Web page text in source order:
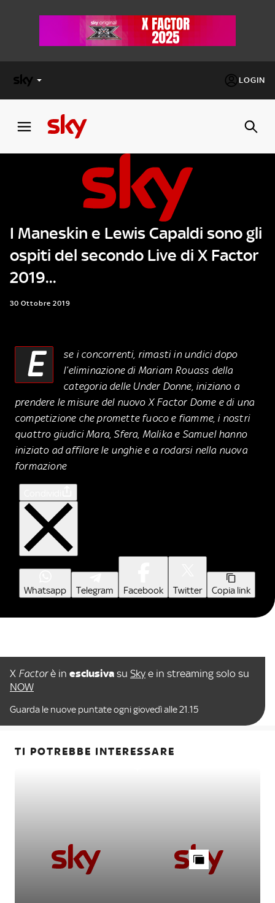
LOGIN
FACTOR
Cos’altro vedere:
PROGRAMMI SKY
Un mondo di offerte:
SKY.IT
NOW
I Maneskin e Lewis Capaldi sono gli
ospiti del secondo Live di X Factor
2019...
30 Ottobre 2019
E
se i concorrenti, rimasti in undici dopo
l’eliminazione di Mariam Rouass della
categoria delle Under Donne, iniziano a
prendere le misure del nuovo X Factor Dome e di una
competizione che promette fuoco e fiamme, i nostri
quattro giudici Mara, Sfera, Malika e Samuel hanno
iniziato ad affilare le unghie e a rodarsi nella nuova
formazione
Whatsapp Telegram Facebook Twitter Copia link
X Factorè in esclusiva su Sky e in streaming solo su
NOW
Guarda le nuove puntate ogni giovedì alle 21.15
TI POTREBBE INTERESSARE